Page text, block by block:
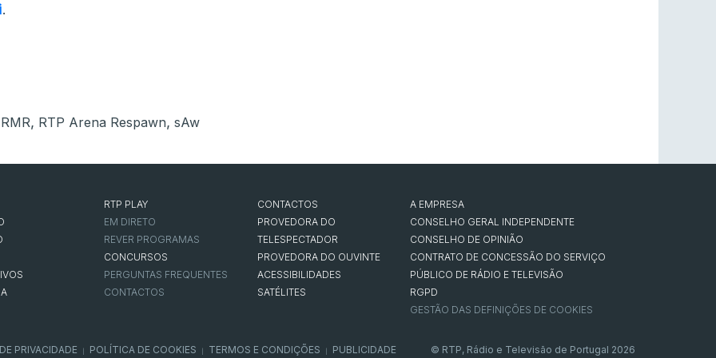
.
RMR, RTP Arena Respawn, sAw
RTP PLAY
EM DIRETO
REVER PROGRAMAS
CONCURSOS
PERGUNTAS FREQUENTES
CONTACTOS
CONTACTOS
PROVEDORA DO
TELESPECTADOR
PROVEDORA DO OUVINTE
ACESSIBILIDADES
SATÉLITES
A EMPRESA
CONSELHO GERAL INDEPENDENTE
CONSELHO DE OPINIÃO
CONTRATO DE CONCESSÃO DO SERVIÇO
PÚBLICO DE RÁDIO E TELEVISÃO
RGPD
GESTÃO DAS DEFINIÇÕES DE COOKIES
PRIVACIDADE POLÍTICA DE COOKIES TERMOS E CONDIÇÕES PUBLICIDADE © RTP, Rádio e Televisão de Portugal 2026